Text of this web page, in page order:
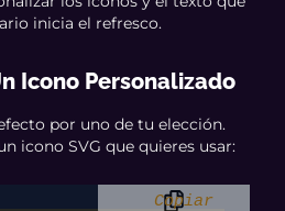
inicia el refresco.
Icono Personalizado
por uno de tu elección.
icono SVG que quieres usar:
Copiar